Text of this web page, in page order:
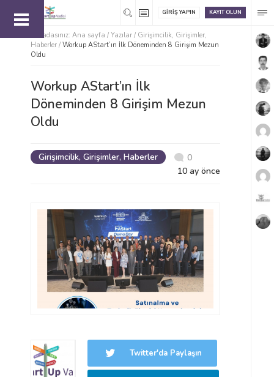
KAYIT OLUN
GIRIŞ YAPIN
Buradasınız: Ana sayfa / Yazılar / Girişimcilik, Girişimler,
Haberler / Workup AStart’ın İlk Döneminden 8 Girişim Mezun
Oldu
Workup AStart’ın İlk
Döneminden 8 Girişim Mezun
Oldu
Girişimcilik, Girişimler, Haberler
0
10 ay önce
Twitter'da Paylaşın